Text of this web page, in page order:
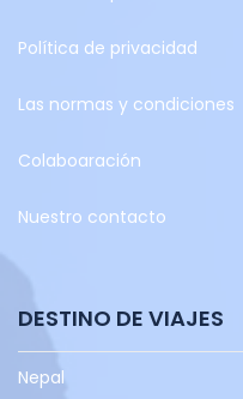
Política de privacidad
Las normas y condiciones
Colaboaración
Nuestro contacto
DESTINO DE VIAJES
Nepal